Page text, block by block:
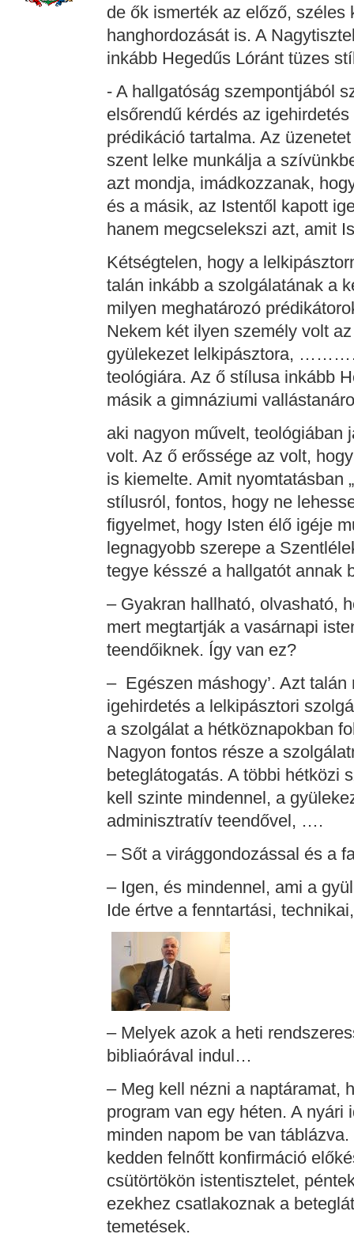
de ők ismerték az előző,
hanghordozását is. A
inkább Hegedűs Lóránt tüzes
- A hallgatóság szempontjából
elsőrendű kérdés az
prédikáció tartalma. Az
szent lelke munkálja a
azt mondja, imádkozzanak,
és a másik, az Istentől kapott
hanem megcselekszi azt, amit
Kétségtelen, hogy a
talán inkább a szolgálatának a
milyen meghatározó
Nekem két ilyen személy volt
gyülekezet lelkipásztora,
teológiára. Az ő stílusa inkább
másik a gimnáziumi
aki nagyon művelt, teológiában
volt. Az ő erőssége az volt,
is kiemelte. Amit nyomtatásban
stílusról, fontos, hogy ne
figyelmet, hogy Isten élő igéje
legnagyobb szerepe a
tegye késszé a hallgatót annak
– Gyakran hallható, olvasható,
mert megtartják a vasárnapi
teendőiknek. Így van ez?
– Egészen máshogy’. Azt
igehirdetés a lelkipásztori
a szolgálat a hétköznapokban
Nagyon fontos része a
beteglátogatás. A többi hétközi
kell szinte mindennel, a
adminisztratív teendővel, ….
– Sőt a virággondozással és a
– Igen, és mindennel, ami a
Ide értve a fenntartási,
– Melyek azok a heti
bibliaórával indul…
– Meg kell nézni a naptáramat,
program van egy héten. A
minden napom be van
kedden felnőtt konfirmáció
csütörtökön istentisztelet,
ezekhez csatlakoznak a
temetések.